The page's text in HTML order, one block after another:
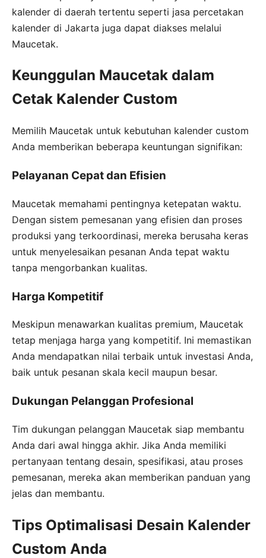
kalender di daerah tertentu seperti jasa percetakan
kalender di Jakarta juga dapat diakses melalui
Maucetak.
Keunggulan Maucetak dalam
Cetak Kalender Custom
Memilih Maucetak untuk kebutuhan kalender custom
Anda memberikan beberapa keuntungan signifikan:
Pelayanan Cepat dan Efisien
Maucetak memahami pentingnya ketepatan waktu.
Dengan sistem pemesanan yang efisien dan proses
produksi yang terkoordinasi, mereka berusaha keras
untuk menyelesaikan pesanan Anda tepat waktu
tanpa mengorbankan kualitas.
Harga Kompetitif
Meskipun menawarkan kualitas premium, Maucetak
tetap menjaga harga yang kompetitif. Ini memastikan
Anda mendapatkan nilai terbaik untuk investasi Anda,
baik untuk pesanan skala kecil maupun besar.
Dukungan Pelanggan Profesional
Tim dukungan pelanggan Maucetak siap membantu
Anda dari awal hingga akhir. Jika Anda memiliki
pertanyaan tentang desain, spesifikasi, atau proses
pemesanan, mereka akan memberikan panduan yang
jelas dan membantu.
Tips Optimalisasi Desain Kalender
Custom Anda